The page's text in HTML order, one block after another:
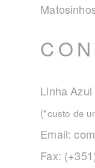
Linha
(*custo de
Email:
Fax: